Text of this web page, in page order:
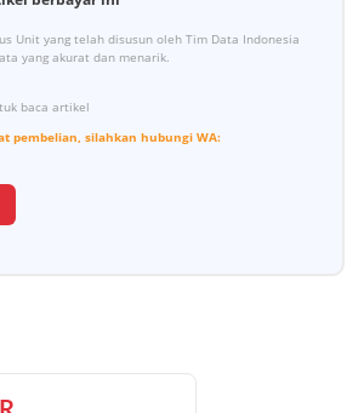
Unit yang telah disusun oleh Tim Data Indonesia
yang akurat dan menarik.
baca artikel
pembelian, silahkan hubungi WA: